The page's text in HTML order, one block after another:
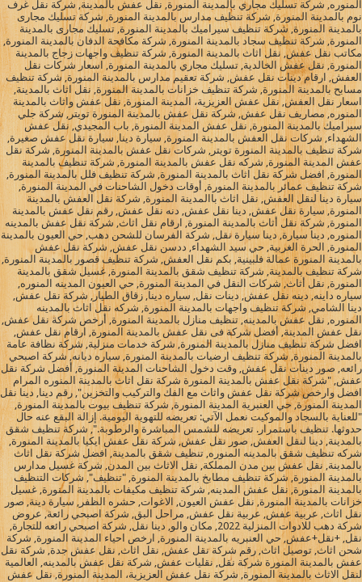
المنوره, شركة تسليك مجاري بالمدينة المنورة, نقل عفش بالمدينة, شركة نقل غرف
نوم بالمدينة المنورة, شركة تنظيف مدارس بالمدينة المنورة, شركة تسليك مجارى
بالمدينة المنورة, شركة تنظيف سيراميك بالمدينة المنورة, تسليك مجارى بالمدينة
المنورة, شركة تنظيف سجاد بالمدينة المنورة, شركة مكافحة الدفان بالمدينة المنورة,
مكاتب نقل عفش, نقل اثاث بالمدينة المنورة, شركة تنظيف واجهات زجاج بالمدينة
المنورة, نقل عفش الخالدية, تسليك مجاري بالمدينة المنورة, اسعار شركات نقل
العفش, ارقام دينات نقل عفش, شركة تعقيم مدارس بالمدينة المنورة, شركة تنظيف
مسابح بالمدينة المنورة, شركة تنظيف خزانات بالمدينة المنورة, نقل اثاث بالمدينة,
اسعار نقل العفش, نقل عفش العزيزية، المدينة المنورة, نقل عفش واثاث بالمدينة
المنوره, مصاريف نقل عفش, شركة نقل عفش بالمدينة المنورة تويتر, شركة جلي
سيراميك بالمدينة المنورة, نقل عفش المدينة المنورة, باب المجيدي, نقل عفش
الشهداء, شركات نقل العفش بالمدينة المنورة, سيارة دينا, سيارة نقل عفش صغيرة,
شركة تنظيف بالمدينة المنورة تويتر, شركات نقل عفش بالمدينة المنورة, شركة نقل
عفش المدينة المنورة, شركه نقل عفش بالمدينة المنورة, شركة تنظيف بالمدينة
المنورة, افضل شركة نقل اثاث بالمدينة المنورة, شركة تنظيف فلل بالمدينة المنورة,
شركة تنظيف عمائر بالمدينة المنورة, أوقات دخول الشاحنات في المدينة المنورة,
سيارة دينا لنقل العفش, نقل اثاث باالمدينة المنورة, شركة نقل العفش بالمدينة
المنورة, سيارة نقل عفش, دينا نقل عفش, دنه نقل عفش, رقم نقل عفش بالمدينة
المنورة, شركة نقل أثاث بالمدينة المنورة, ارقام نقل اثاث, شركة نقل عفش بالمدينه
المنوره, دينا سيارة, دينا سيارة نقل, شركة الفرسان للشحن دهب, حي العيون بالمدينة
المنورة, الحرة الغربية, حي سيد الشهداء, ددسن نقل عفش, شركة نقل عفش
بالمدينة المنورة عمالة فلبينية, بكم نقل العفش, شركة تنظيف قصور بالمدينة المنورة,
شركة تنظيف بالمدينة, شركة تنظيف شقق بالمدينة المنورة, غسيل شقق بالمدينة
المنورة, نقل أثاث, شركات النقل في المدينة المنورة, حي العيون المدينه المنوره,
سياره داينه, دينه نقل عفش, دينات نقل, سياره دينا, زقاق الطيار, شركة نقل عفش,
دينا الشامي, شركة تنظيف واجهات بالمدينة المنورة, شركه نقل اثاث بالمدينه
المنوره, نقل عفش بالمدينه, تنظيف منازل بالمدينة المنورة, أرخص شركة نقل عفش,
نقل عفش المدينة, أفضل شركة فى نقل عفش بالمدينة المنورة, ارقام نقل عفش,
افضل شركة تنظيف منازل بالمدينة المنورة, شركة خدمات منزلية, شركة نظافة عامة
بالمدينة المنورة, شركة تنظيف ارضيات بالمدينة المنورة, سياره ديانه, شركة اصبحي
رائعه, صور دينات نقل عفش, وقت دخول الشاحنات المدينة المنورة, أفضل شركة نقل
عفش, "شركة نقل عفش بالمدينة المنورة شركة نقل اثاث بالمدينة المنوره المرام
افضل وارخص شركة نقل عفش واثاث مع الفك والتركيب والتخزين", رقم دينا, دينا نقل
المدينة المنورة, حي العنبرية المدينة المنورة, شركة تنظيف بيوت بالمدينة المنورة,
"للعناية بالسجاد والموكيت نعمل الآتي: تعريضه للتهوية اليومية. إزالة البقع عنه حال
حدوثها. تنظيف باستمرار. تعريضه للشمس المباشرة والرطوبة.", شركة تنظيف شقق
بالمدينة, دينا لنقل العفش, صور نقل عفش, شركة نقل عفش ايكيا بالمدينة المنورة,
شركه تنظيف شقق بالمدينه المنوره, تنظيف شقق بالمدينة, افضل شركة نقل اثاث
بالمدينة, نقل عفش بين مدن المملكة, نقل الاثاث بين المدن, شركة غسيل مدارس
بالمدينة المنورة, شركة تنظيف مطابخ بالمدينة المنورة, "تنظيف", شركات التنظيف
بالمدينة المنورة, نقل عفش المدينه, شركة تنظيف مكيفات بالمدينة المنورة, غسيل
خزانات بالمدينة المنورة, نقل عفش العيون, الاغوات, حشره الظفر, سيارة دينة, صور
نقل اثاث, عربية عفش, عربية نقل عفش, مراحل البق, شركة اصبحي رائعة, عروض
شركة دهب للادوات المنزلية 2022, مكان والو, دينا نقل, شركة اصبحي رائعه للتجارة,
نقل, +نقل+عفش, حي العنبريه بالمدينة المنورة, ارخص احياء المدينة المنورة, شركة
شحن اثاث, توصيل اثاث, رقم شركة نقل عفش, نقل اثاث, نقل عفش جدة, شركة نقل
عفش بالمدينة المنورة شركة نقل, نقليات عفش, شركة نقل عفش بالمدينه, العالمية
لنقل الاثاث بالمدينة المنورة, شركة نقل عفش العزيزية، المدينة المنورة, نقل عفش